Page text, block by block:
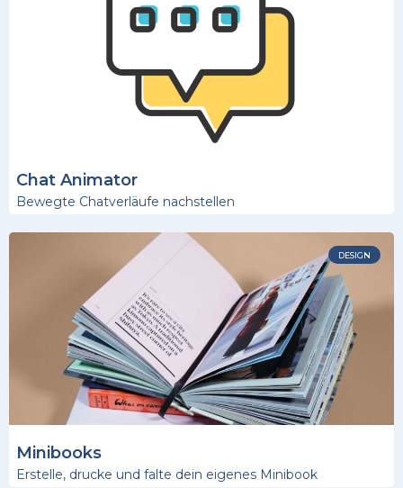
Chat Animator
Bewegte Chatverläufe nachstellen
DESIGN
Minibooks
Erstelle, drucke und falte dein eigenes Minibook